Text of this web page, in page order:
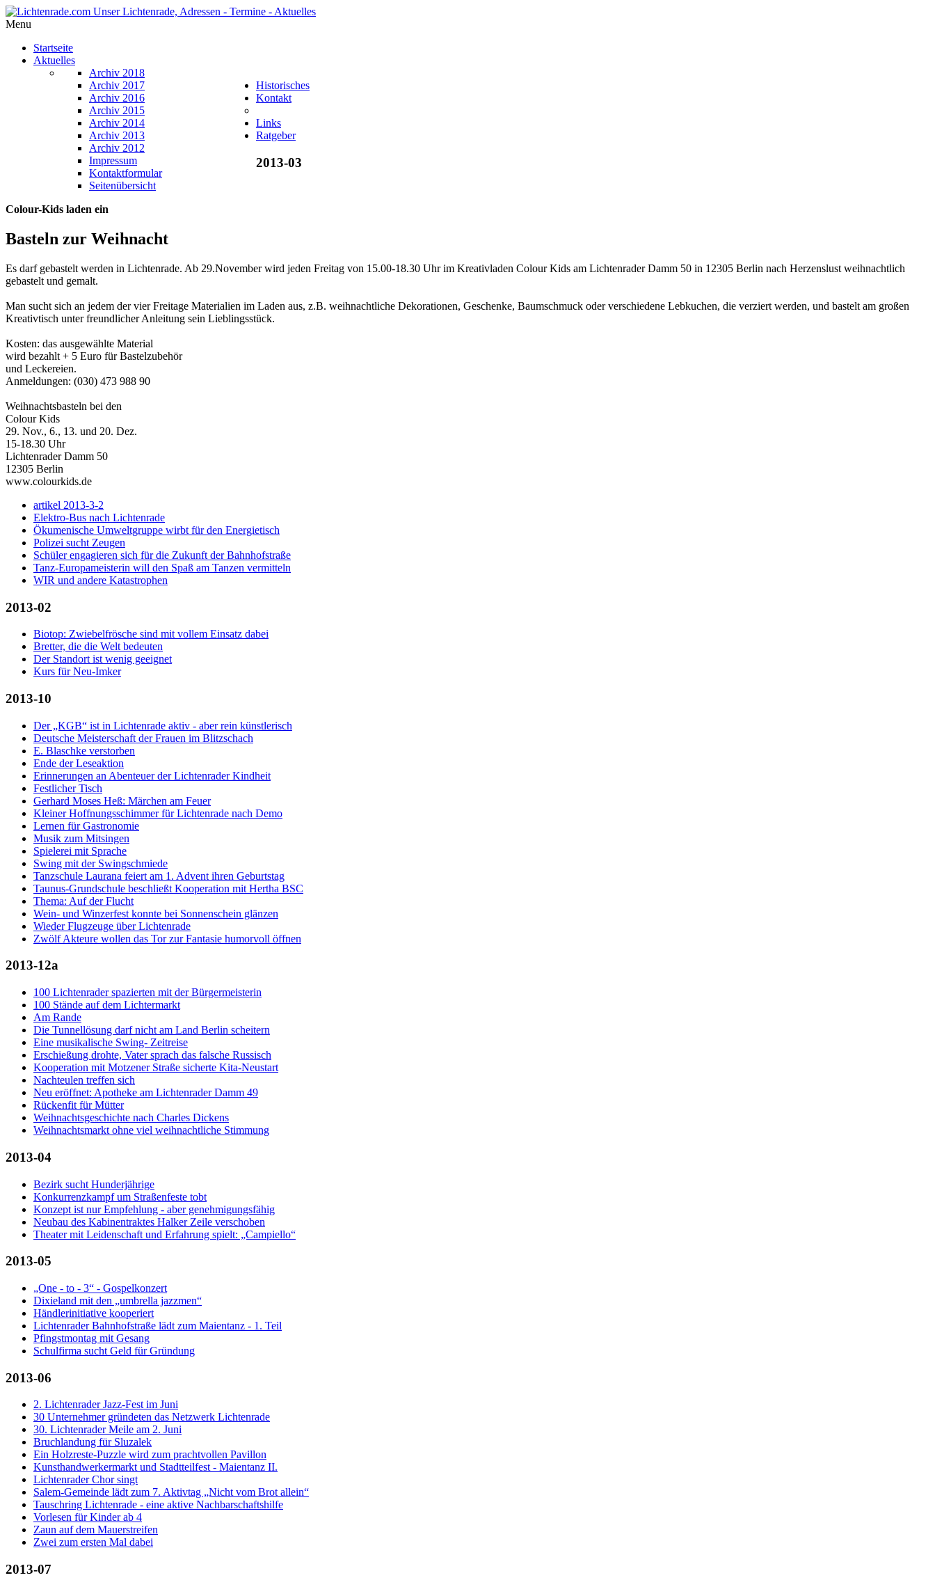
Menu
Startseite
Aktuelles
Archiv 2018
Archiv 2017
Archiv 2016
Archiv 2015
Archiv 2014
Archiv 2013
Archiv 2012
Historisches
Kontakt
Impressum
Kontaktformular
Seitenübersicht
Links
Ratgeber
Colour-Kids laden ein
Basteln zur Weihnacht
Es darf gebastelt werden in Lichtenrade. Ab 29.November wird jeden Freitag von 15.00-18.30 Uhr im Kreativladen Colour Kids am Lichtenrader Damm 50 in 12305 Berlin nach Herzenslust weihnachtlich
gebastelt und gemalt.
Man sucht sich an jedem der vier Freitage Materialien im Laden aus, z.B. weihnachtliche Dekorationen, Geschenke, Baumschmuck oder verschiedene Lebkuchen, die verziert werden, und bastelt am großen
Kreativtisch unter freundlicher Anleitung sein Lieblingsstück.
Kosten: das ausgewählte Material
wird bezahlt + 5 Euro für Bastelzubehör
und Leckereien.
Anmeldungen: (030) 473 988 90
Weihnachtsbasteln bei den
Colour Kids
29. Nov., 6., 13. und 20. Dez.
15-18.30 Uhr
Lichtenrader Damm 50
12305 Berlin
www.colourkids.de
2013-03
artikel 2013-3-2
Elektro-Bus nach Lichtenrade
Ökumenische Umweltgruppe wirbt für den Energietisch
Polizei sucht Zeugen
Schüler engagieren sich für die Zukunft der Bahnhofstraße
Tanz-Europameisterin will den Spaß am Tanzen vermitteln
WIR und andere Katastrophen
2013-02
Biotop: Zwiebelfrösche sind mit vollem Einsatz dabei
Bretter, die die Welt bedeuten
Der Standort ist wenig geeignet
Kurs für Neu-Imker
2013-10
Der „KGB“ ist in Lichtenrade aktiv - aber rein künstlerisch
Deutsche Meisterschaft der Frauen im Blitzschach
E. Blaschke verstorben
Ende der Leseaktion
Erinnerungen an Abenteuer der Lichtenrader Kindheit
Festlicher Tisch
Gerhard Moses Heß: Märchen am Feuer
Kleiner Hoffnungsschimmer für Lichtenrade nach Demo
Lernen für Gastronomie
Musik zum Mitsingen
Spielerei mit Sprache
Swing mit der Swingschmiede
Tanzschule Laurana feiert am 1. Advent ihren Geburtstag
Taunus-Grundschule beschließt Kooperation mit Hertha BSC
Thema: Auf der Flucht
Wein- und Winzerfest konnte bei Sonnenschein glänzen
Wieder Flugzeuge über Lichtenrade
Zwölf Akteure wollen das Tor zur Fantasie humorvoll öffnen
2013-12a
100 Lichtenrader spazierten mit der Bürgermeisterin
100 Stände auf dem Lichtermarkt
Am Rande
Die Tunnellösung darf nicht am Land Berlin scheitern
Eine musikalische Swing- Zeitreise
Erschießung drohte, Vater sprach das falsche Russisch
Kooperation mit Motzener Straße sicherte Kita-Neustart
Nachteulen treffen sich
Neu eröffnet: Apotheke am Lichtenrader Damm 49
Rückenfit für Mütter
Weihnachtsgeschichte nach Charles Dickens
Weihnachtsmarkt ohne viel weihnachtliche Stimmung
2013-04
Bezirk sucht Hunderjährige
Konkurrenzkampf um Straßenfeste tobt
Konzept ist nur Empfehlung - aber genehmigungsfähig
Neubau des Kabinentraktes Halker Zeile verschoben
Theater mit Leidenschaft und Erfahrung spielt: „Campiello“
2013-05
„One - to - 3“ - Gospelkonzert
Dixieland mit den „umbrella jazzmen“
Händlerinitiative kooperiert
Lichtenrader Bahnhofstraße lädt zum Maientanz - 1. Teil
Pfingstmontag mit Gesang
Schulfirma sucht Geld für Gründung
2013-06
2. Lichtenrader Jazz-Fest im Juni
30 Unternehmer gründeten das Netzwerk Lichtenrade
30. Lichtenrader Meile am 2. Juni
Bruchlandung für Sluzalek
Ein Holzreste-Puzzle wird zum prachtvollen Pavillon
Kunsthandwerkermarkt und Stadtteilfest - Maientanz II.
Lichtenrader Chor singt
Salem-Gemeinde lädt zum 7. Aktivtag „Nicht vom Brot allein“
Tauschring Lichtenrade - eine aktive Nachbarschaftshilfe
Vorlesen für Kinder ab 4
Zaun auf dem Mauerstreifen
Zwei zum ersten Mal dabei
2013-07